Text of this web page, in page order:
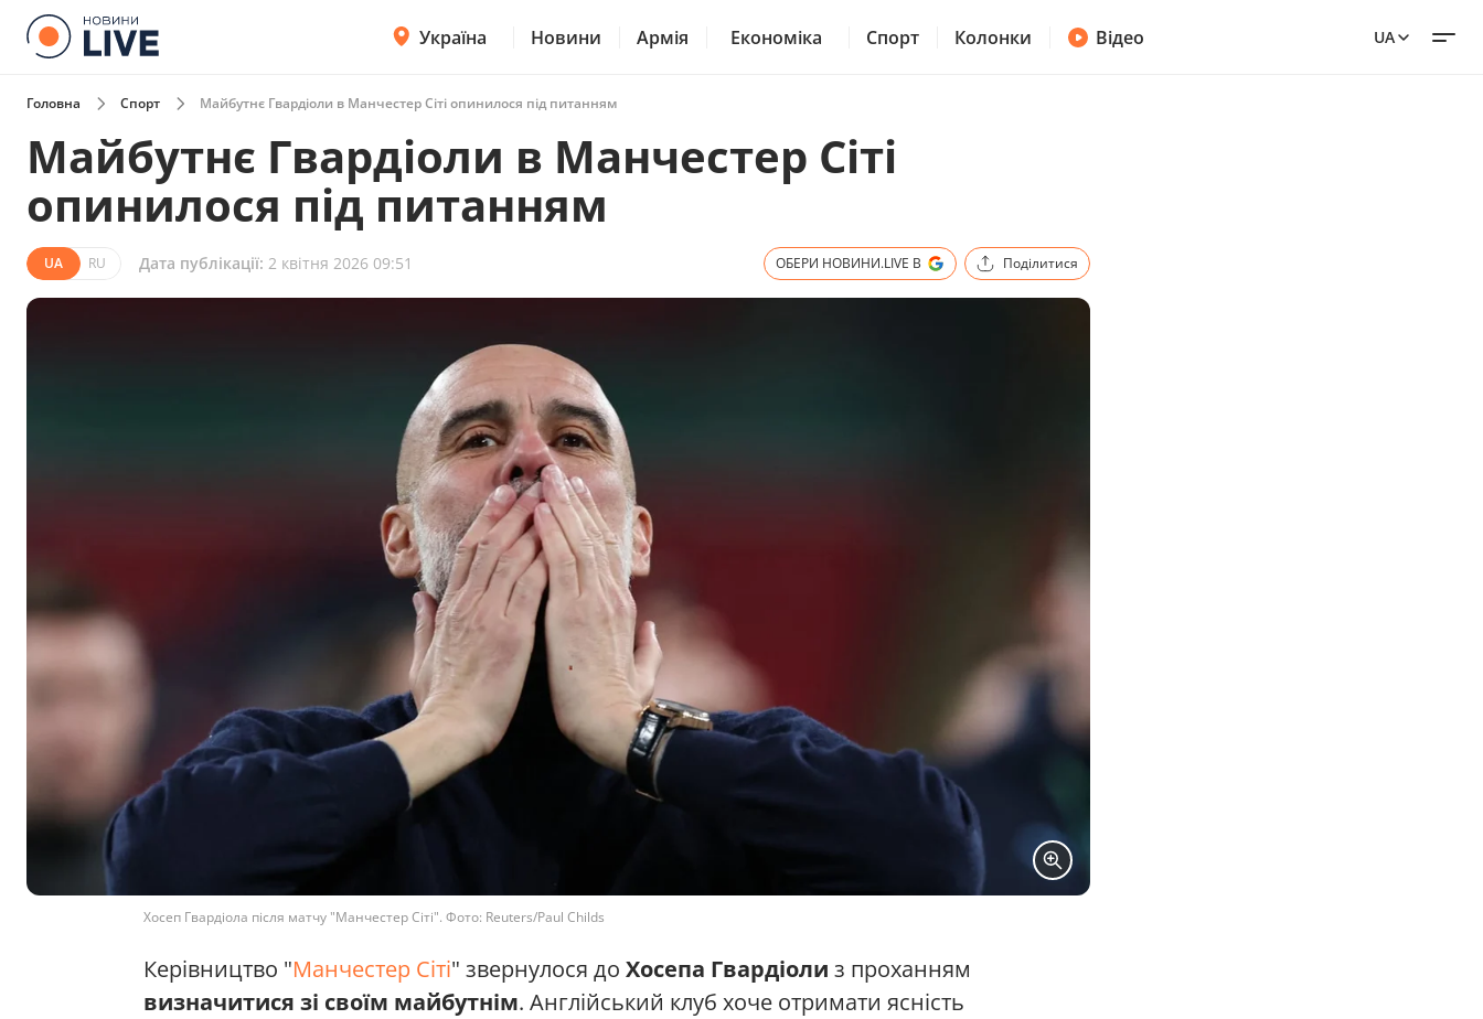
Україна Новини Армія Економіка Спорт Колонки Відео UA
Головна Спорт Майбутнє Гвардіоли в Манчестер Сіті опинилося під питанням
Майбутнє Гвардіоли в Манчестер Сіті
опинилося під питанням
UA RU Дата публікації: 2 квітня 2026 09:51 ОБЕРИ НОВИНИ.LIVE В Поділитися
Хосеп Гвардіола після матчу "Манчестер Сіті". Фото: Reuters/Paul Childs
Керівництво "Манчестер Сіті" звернулося до Хосепа Гвардіоли з проханням
визначитися зі своїм майбутнім. Англійський клуб хоче отримати ясність